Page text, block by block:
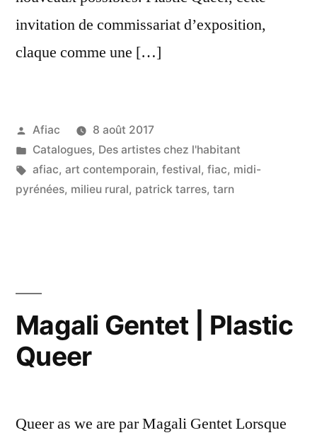
invitation de commissariat d’exposition,
claque comme une […]
Publié
par
Afiac
8 août 2017
Publié
dans
Catalogues, Des artistes chez l'habitant
Étiquettes :
afiac, art contemporain, festival, fiac, midi-
pyrénées, milieu rural, patrick tarres, tarn
Magali Gentet | Plastic
Queer
Queer as we are par Magali Gentet Lorsque